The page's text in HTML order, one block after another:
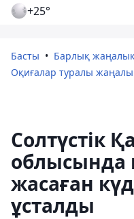
+25°
Басты
Барлық
Оқиғалар туралы
Солтүстік
жасаған
ұсталды